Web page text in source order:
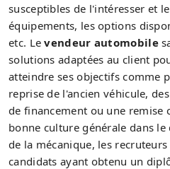
susceptibles de l'intéresser et
équipements, les options
etc. Levendeur automobile
solutions adaptées au client
atteindre ses objectifs comme
reprise de l'ancien véhicule,
de financement ou une remise
bonne culture générale dans
de la mécanique, les
candidats ayant obtenu un